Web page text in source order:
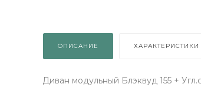
ОПИСАНИЕ ХАРАКТЕРИСТИКИ
Диван модульный Блэквуд 155 +